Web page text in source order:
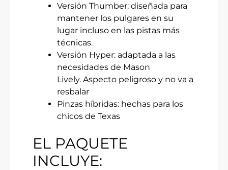
Versión Thumber: diseñada para
mantener los pulgares en su
lugar incluso en las pistas más
técnicas.
Versión Hyper: adaptada a las
necesidades de Mason
Lively. Aspecto peligroso y no va a
resbalar
Pinzas híbridas: hechas para los
chicos de Texas
EL PAQUETE
INCLUYE: